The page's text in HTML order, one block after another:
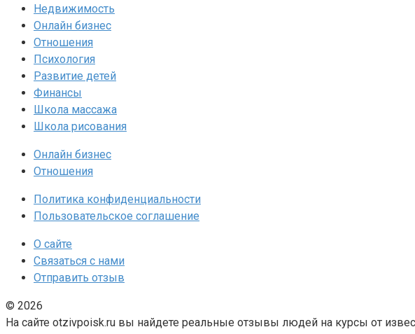
Недвижимость
Онлайн бизнес
Отношения
Психология
Развитие детей
Финансы
Школа массажа
Школа рисования
Онлайн бизнес
Отношения
Политика конфиденциальности
Пользовательское соглашение
О сайте
Связаться с нами
Отправить отзыв
© 2026
На сайте otzivpoisk.ru вы найдете реальные отзывы людей на курсы от